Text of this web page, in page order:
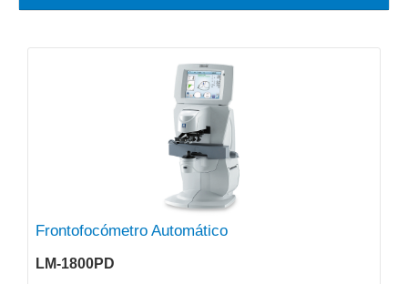
Frontofocómetro Automático
LM-1800PD